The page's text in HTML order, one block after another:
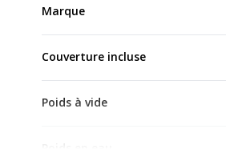
Marque
Couverture incluse
Poids à vide